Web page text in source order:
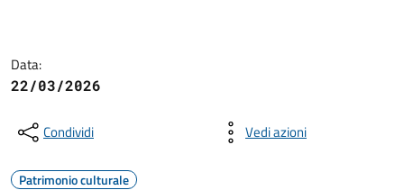
Data:
22/03/2026
Condividi Vedi azioni
Patrimonio culturale